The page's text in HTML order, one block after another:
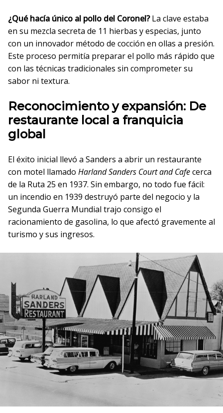
¿Qué hacía único al pollo del Coronel?La clave estaba
en su mezcla secreta de 11 hierbas y especias, junto
con un innovador método de cocción en ollas a presión.
Este proceso permitía preparar el pollo más rápido que
con las técnicas tradicionales sin comprometer su
sabor ni textura.
Reconocimiento y expansión: De
restaurante local a franquicia
global
El éxito inicial llevó a Sanders a abrir un restaurante
con motel llamado Harland Sanders Court and Cafecerca
de la Ruta 25 en 1937. Sin embargo, no todo fue fácil:
un incendio en 1939 destruyó parte del negocio y la
Segunda Guerra Mundial trajo consigo el
racionamiento de gasolina, lo que afectó gravemente al
turismo y sus ingresos.